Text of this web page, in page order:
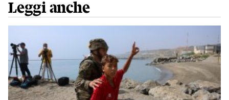
Leggi anche